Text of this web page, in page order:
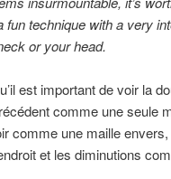
fun technique with a very
or your head.
est important de voir la
comme une seule
comme une maille
et les diminutions